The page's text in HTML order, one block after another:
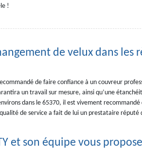
!
de velux dans les
de faire confiance à un couvreur
un travail sur mesure, ainsi qu’une
dans le 65370, il est vivement recommandé
qualité de service a fait de lui un prestataire réputé
et son équipe vous